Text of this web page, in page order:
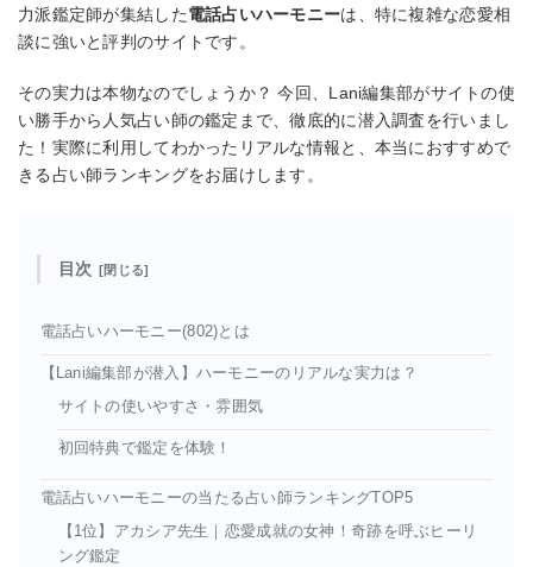
力派鑑定師が集結した電話占いハーモニーは、特に複雑な恋愛相
談に強いと評判のサイトです。
その実力は本物なのでしょうか？ 今回、Lani編集部がサイトの使
い勝手から人気占い師の鑑定まで、徹底的に潜入調査を行いまし
た！実際に利用してわかったリアルな情報と、本当におすすめで
きる占い師ランキングをお届けします。
目次
電話占いハーモニー(802)とは
【Lani編集部が潜入】ハーモニーのリアルな実力は？
サイトの使いやすさ・雰囲気
初回特典で鑑定を体験！
電話占いハーモニーの当たる占い師ランキングTOP5
【1位】アカシア先生｜恋愛成就の女神！奇跡を呼ぶヒーリ
ング鑑定